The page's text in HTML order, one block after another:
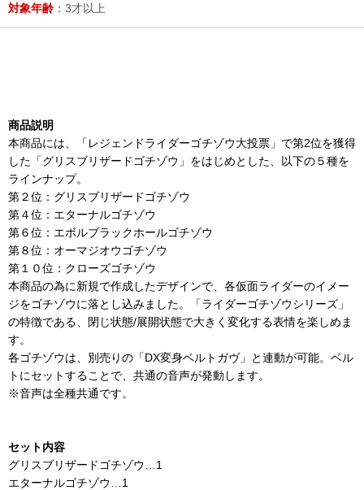
対象年齢 ：3才以上
商品説明
本商品には、「レジェンドライダーゴチゾウ大投票」で第2位を獲得
した「グリスブリザードゴチゾウ」をはじめとした、以下の５種を
ラインナップ。
第２位：グリスブリザードゴチゾウ
第４位：エターナルゴチゾウ
第６位：エボルブラックホールゴチゾウ
第８位：オーマジオウゴチゾウ
第１０位：クローズゴチゾウ
本商品の為に新規で作成したデザインで、各仮面ライダーのイメー
ジをゴチゾウに落とし込みました。「ライダーゴチゾウシリーズ」
の特徴である、閉じ状態/展開状態で大きく変化する表情を楽しめま
す。
各ゴチゾウは、別売りの「DX変身ベルトガヴ」と連動が可能。ベル
トにセットすることで、共通の音声が発動します。
※音声は全種共通です。
セット内容
グリスブリザードゴチゾウ…1
エターナルゴチゾウ…1